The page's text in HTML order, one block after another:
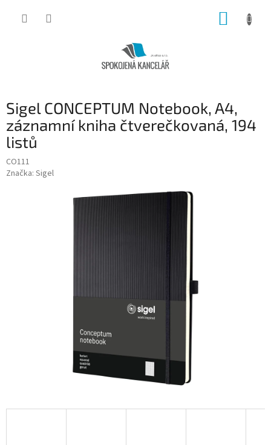
Sigel CONCEPTUM Notebook, A4,
záznamní kniha čtverečkovaná, 194
listů
CO111
Značka: Sigel